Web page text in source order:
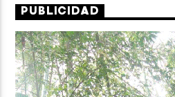
PUBLICIDAD